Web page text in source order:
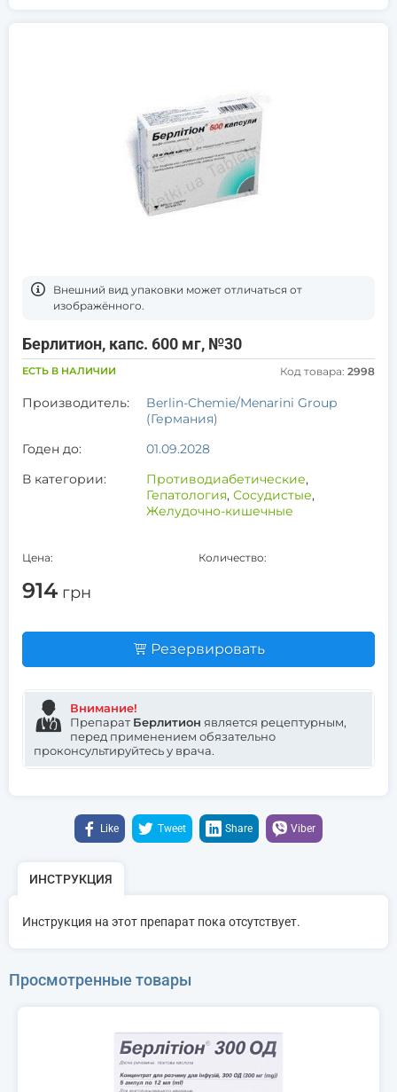
Bнешний вид упаковки может отличаться от
изображённого.
Берлитион, капс. 600 мг, №30
ЕСТЬ В НАЛИЧИИ Код товара: 2998
Производитель:
Berlin-Chemie/Menarini Group
(Германия)
Годен до:
01.09.2028
В категории:
Противодиабетические,
Гепатология, Сосудистые,
Желудочно-кишечные
Цена:
914 грн
Количество:
Резервировать
Внимание!
Препарат Берлитион является рецептурным,
перед применением обязательно
проконсультируйтесь у врача.
Like Tweet Share Viber
ИНСТРУКЦИЯ
Инструкция на этот препарат пока отсутствует.
Просмотренные товары